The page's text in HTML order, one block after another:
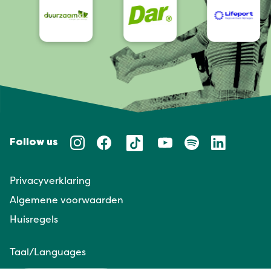
Follow us
Privacyverklaring
Algemene voorwaarden
Huisregels
Taal/Languages